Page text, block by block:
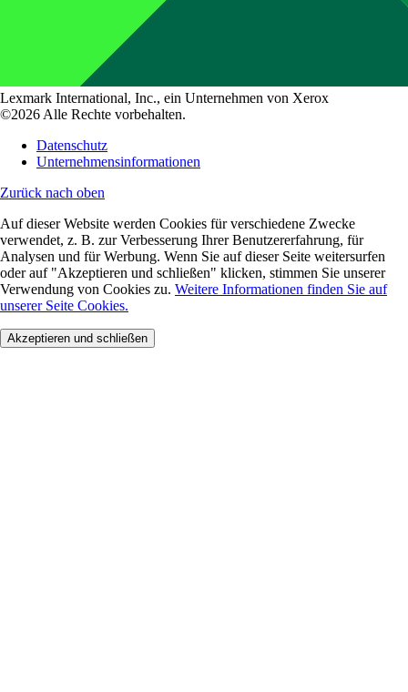
Lexmark International, Inc., ein Unternehmen von Xerox
©2026 Alle Rechte vorbehalten.
Datenschutz
Unternehmensinformationen
Zurück nach oben
Auf dieser Website werden Cookies für verschiedene Zwecke
verwendet, z. B. zur Verbesserung Ihrer Benutzererfahrung, für
Analysen und für Werbung. Wenn Sie auf dieser Seite weitersurfen
oder auf "Akzeptieren und schließen" klicken, stimmen Sie unserer
Verwendung von Cookies zu. Weitere Informationen finden Sie auf
unserer Seite Cookies.
Akzeptieren und schließen